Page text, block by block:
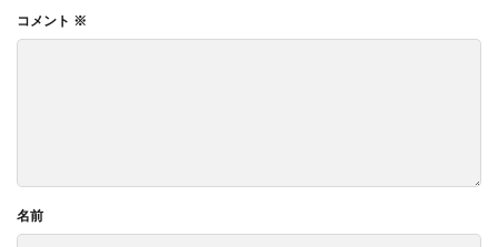
コメント ※
名前